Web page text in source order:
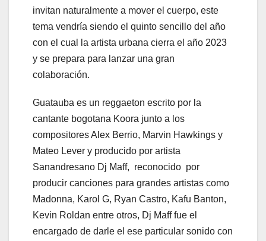
invitan naturalmente a mover el cuerpo, este
tema vendría siendo el quinto sencillo del año
con el cual la artista urbana cierra el año 2023
y se prepara para lanzar una gran
colaboración.
Guatauba es un reggaeton escrito por la
cantante bogotana Koora junto a los
compositores Alex Berrio, Marvin Hawkings y
Mateo Lever y producido por artista
Sanandresano Dj Maff, reconocido por
producir canciones para grandes artistas como
Madonna, Karol G, Ryan Castro, Kafu Banton,
Kevin Roldan entre otros, Dj Maff fue el
encargado de darle el ese particular sonido con